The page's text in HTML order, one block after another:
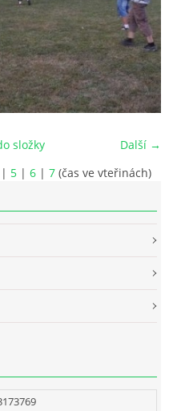
Další →
složky
| 5 | 6 | 7 (čas ve vteřinách)